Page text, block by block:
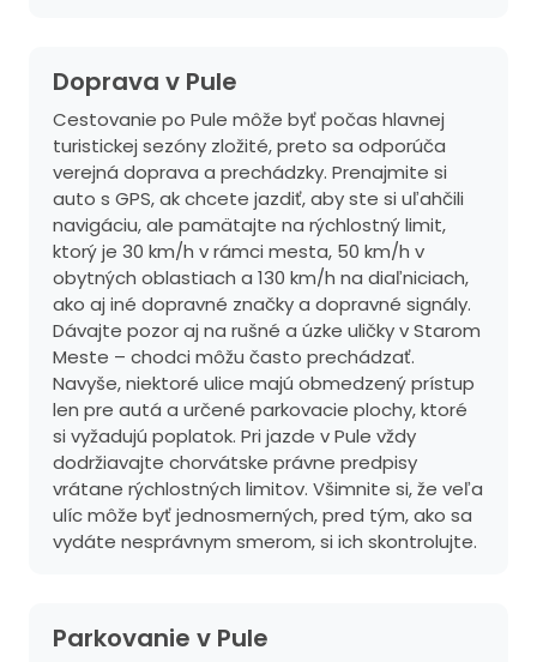
Doprava v Pule
Cestovanie po Pule môže byť počas hlavnej
turistickej sezóny zložité, preto sa odporúča
verejná doprava a prechádzky. Prenajmite si
auto s GPS, ak chcete jazdiť, aby ste si uľahčili
navigáciu, ale pamätajte na rýchlostný limit,
ktorý je 30 km/h v rámci mesta, 50 km/h v
obytných oblastiach a 130 km/h na diaľniciach,
ako aj iné dopravné značky a dopravné signály.
Dávajte pozor aj na rušné a úzke uličky v Starom
Meste – chodci môžu často prechádzať.
Navyše, niektoré ulice majú obmedzený prístup
len pre autá a určené parkovacie plochy, ktoré
si vyžadujú poplatok. Pri jazde v Pule vždy
dodržiavajte chorvátske právne predpisy
vrátane rýchlostných limitov. Všimnite si, že veľa
ulíc môže byť jednosmerných, pred tým, ako sa
vydáte nesprávnym smerom, si ich skontrolujte.
Parkovanie v Pule